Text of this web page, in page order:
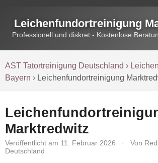
Leichenfundortreinigung
Professionell und diskret - Kostenlose
AST Tatortreinigung Deutschland ›
Bayern › Leichenfundortreinigung
Marktredwitz
Veröffentlicht am 11. Februar 2026 ·
Von
Deutschland